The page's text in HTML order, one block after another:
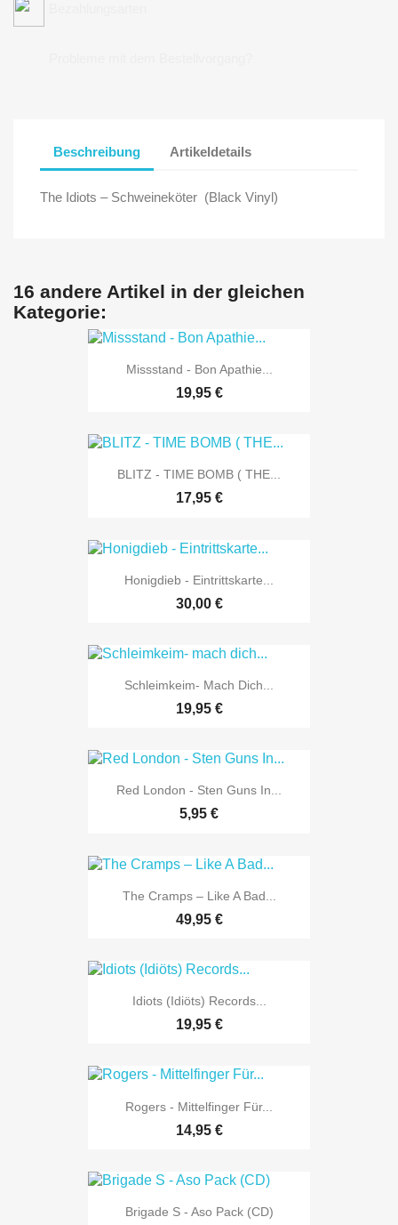
Beschreibung Artikeldetails
The Idiots – Schweineköter (Black Vinyl)
16 andere Artikel in der gleichen
Kategorie:
Missstand - Bon Apathie...
19,95 €
BLITZ - TIME BOMB ( THE...
17,95 €
Honigdieb - Eintrittskarte...
30,00 €
Schleimkeim- Mach Dich...
19,95 €
Red London - Sten Guns In...
5,95 €
The Cramps ‎– Like A Bad...
49,95 €
Idiots (Idiöts) Records...
19,95 €
Rogers - Mittelfinger Für...
14,95 €
Brigade S - Aso Pack (CD)